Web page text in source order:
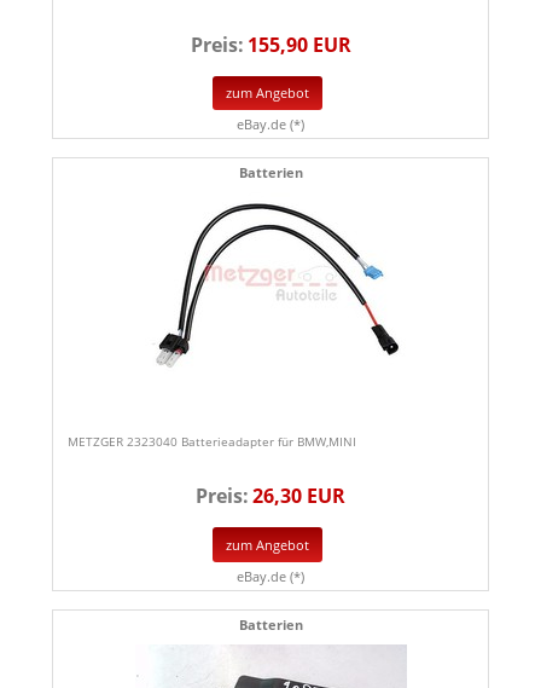
Preis: 155,90 EUR
zum Angebot
eBay.de (*)
Batterien
METZGER 2323040 Batterieadapter für BMW,MINI
Preis:26,30 EUR
zum Angebot
eBay.de (*)
Batterien